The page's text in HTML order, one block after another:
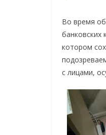
Во время
банковских
котором
с лицами,